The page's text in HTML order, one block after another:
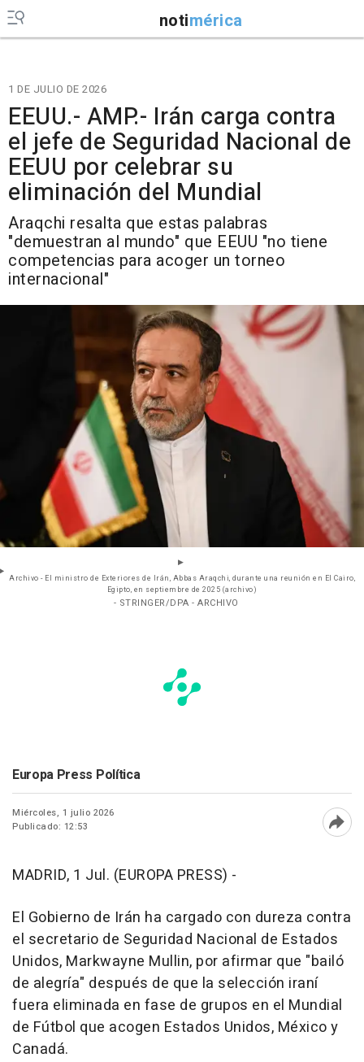
notimérica
1 DE JULIO DE 2026
EEUU.- AMP.- Irán carga contra
el jefe de Seguridad Nacional de
EEUU por celebrar su
eliminación del Mundial
Araqchi resalta que estas palabras
"demuestran al mundo" que EEUU "no tiene
competencias para acoger un torneo
internacional"
Archivo - El ministro de Exteriores de Irán, Abbas Araqchi, durante una reunión en El Cairo,
Egipto, en septiembre de 2025 (archivo)
- STRINGER/DPA - ARCHIVO
Europa Press Política
Miércoles, 1 julio 2026
Publicado: 12:53
MADRID, 1 Jul. (EUROPA PRESS) -
El Gobierno de Irán ha cargado con dureza contra
el secretario de Seguridad Nacional de Estados
Unidos, Markwayne Mullin, por afirmar que "bailó
de alegría" después de que la selección iraní
fuera eliminada en fase de grupos en el Mundial
de Fútbol que acogen Estados Unidos, México y
Canadá.